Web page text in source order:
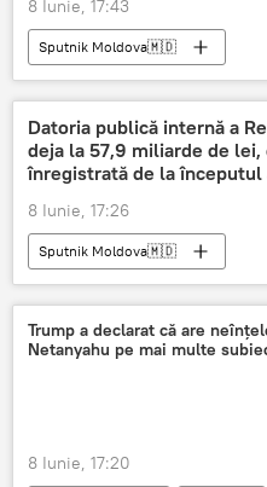
8 Iunie, 17:43
Sputnik Moldova🇲🇩
Datoria publică internă a
deja la 57,9 miliarde de
înregistrată de la
8 Iunie, 17:26
Sputnik Moldova🇲🇩
Trump a declarat că are
Netanyahu pe mai multe
8 Iunie, 17:20